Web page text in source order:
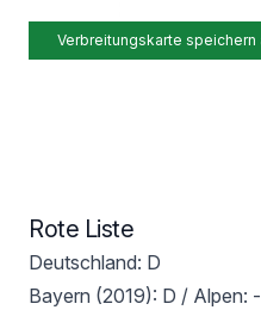
Verbreitungskarte speichern
Rote Liste
Deutschland: D
Bayern (2019): D / Alpen: